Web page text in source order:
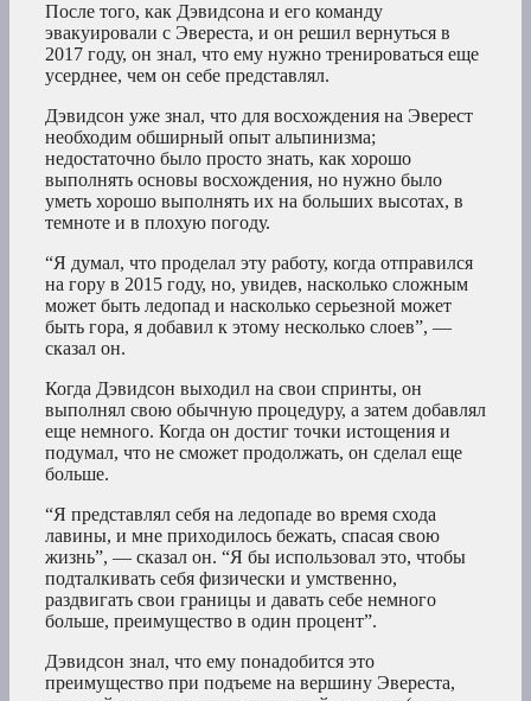
После того, как Дэвидсона и его команду
эвакуировали с Эвереста, и он решил вернуться в
2017 году, он знал, что ему нужно тренироваться еще
усерднее, чем он себе представлял.
Дэвидсон уже знал, что для восхождения на Эверест
необходим обширный опыт альпинизма;
недостаточно было просто знать, как хорошо
выполнять основы восхождения, но нужно было
уметь хорошо выполнять их на больших высотах, в
темноте и в плохую погоду.
“Я думал, что проделал эту работу, когда отправился
на гору в 2015 году, но, увидев, насколько сложным
может быть ледопад и насколько серьезной может
быть гора, я добавил к этому несколько слоев”, —
сказал он.
Когда Дэвидсон выходил на свои спринты, он
выполнял свою обычную процедуру, а затем добавлял
еще немного. Когда он достиг точки истощения и
подумал, что не сможет продолжать, он сделал еще
больше.
“Я представлял себя на ледопаде во время схода
лавины, и мне приходилось бежать, спасая свою
жизнь”, — сказал он. “Я бы использовал это, чтобы
подталкивать себя физически и умственно,
раздвигать свои границы и давать себе немного
больше, преимущество в один процент”.
Дэвидсон знал, что ему понадобится это
преимущество при подъеме на вершину Эвереста,